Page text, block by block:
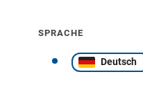
SPRACHE
Deutsch